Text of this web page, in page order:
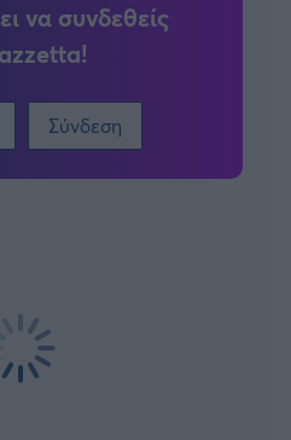
να συνδεθείς
Σύνδεση